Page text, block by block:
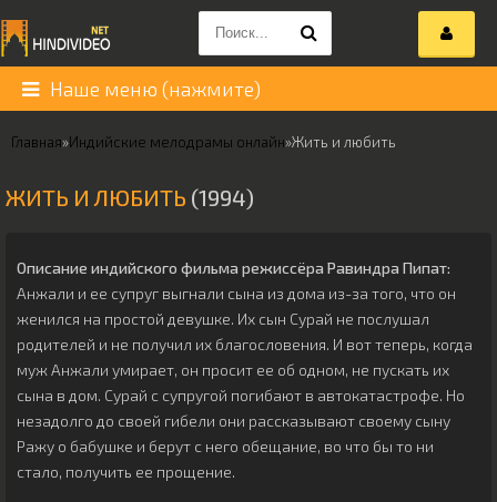
Наше меню (нажмите)
Главная»Индийские мелодрамы онлайн»Жить и любить
ЖИТЬ И ЛЮБИТЬ (1994)
Описание индийского фильма режиссёра Равиндра Пипат:
Анжали и ее супруг выгнали сына из дома из-за того, что он
женился на простой девушке. Их сын Сурай не послушал
родителей и не получил их благословения. И вот теперь, когда
муж Анжали умирает, он просит ее об одном, не пускать их
сына в дом. Сурай с супругой погибают в автокатастрофе. Но
незадолго до своей гибели они рассказывают своему сыну
Ражу о бабушке и берут с него обещание, во что бы то ни
стало, получить ее прощение.